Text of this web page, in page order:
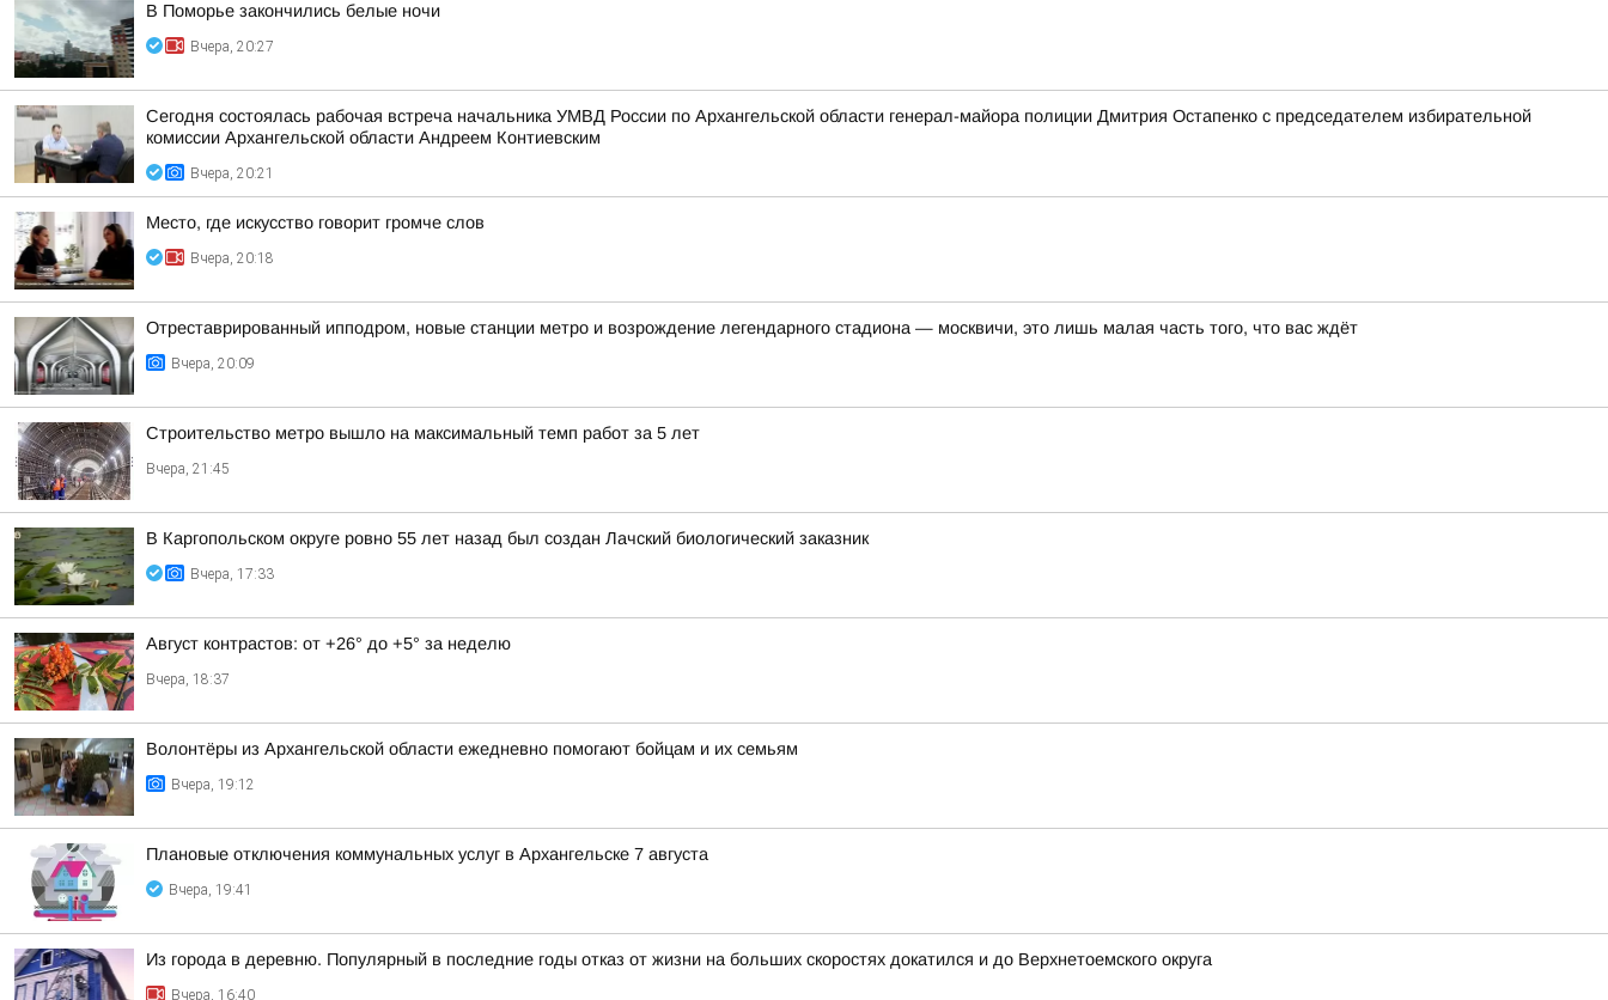
В Поморье закончились белые ночи
Вчера, 20:27
Сегодня состоялась рабочая встреча начальника УМВД России по Архангельской области генерал-майора полиции Дмитрия Остапенко с председателем избирательной
комиссии Архангельской области Андреем Контиевским
Вчера, 20:21
Место, где искусство говорит громче слов
Вчера, 20:18
Отреставрированный ипподром, новые станции метро и возрождение легендарного стадиона — москвичи, это лишь малая часть того, что вас ждёт
Вчера, 20:09
Строительство метро вышло на максимальный темп работ за 5 лет
Вчера, 21:45
В Каргопольском округе ровно 55 лет назад был создан Лачский биологический заказник
Вчера, 17:33
Август контрастов: от +26° до +5° за неделю
Вчера, 18:37
Волонтёры из Архангельской области ежедневно помогают бойцам и их семьям
Вчера, 19:12
Плановые отключения коммунальных услуг в Архангельске 7 августа
Вчера, 19:41
Из города в деревню. Популярный в последние годы отказ от жизни на больших скоростях докатился и до Верхнетоемского округа
Вчера, 16:40